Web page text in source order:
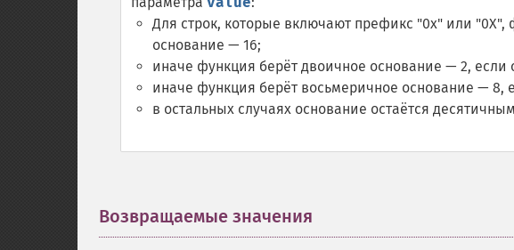
Для строк, которые включают префикс "0x" или "0X",
основание — 16;
иначе функция берёт двоичное основание — 2, если
иначе функция берёт восьмеричное основание — 8,
в остальных случаях основание остаётся
Возвращаемые значения